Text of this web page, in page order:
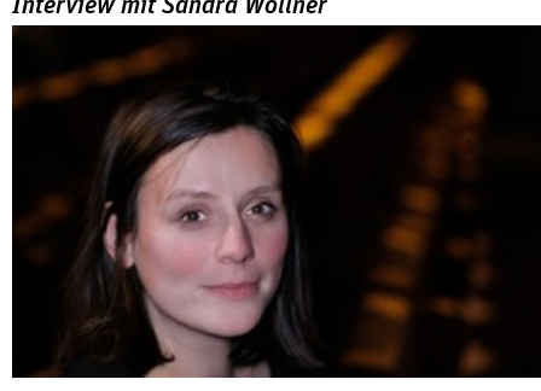
Interview mit Sandra Wollner